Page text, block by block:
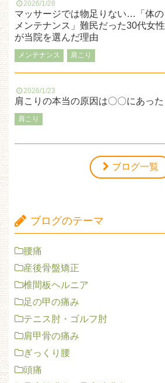
2026/1/28
マッサージでは物足りない…「体の
メンテナンス」難民だった30代女性
が当院を選んだ理由
メンテナンス 肩こり
2026/1/23
肩こりの本当の原因は〇〇にあった
肩こり
ブログ一覧
ブログのテーマ
腰痛
産後骨盤矯正
椎間板ヘルニア
足の甲の痛み
テニス肘・ゴルフ肘
肩甲骨の痛み
ぎっくり腰
頭痛